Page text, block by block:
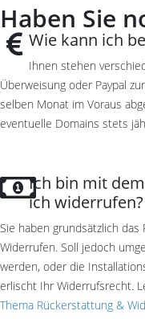
Haben Sie
Wie kann ich
Ihnen stehen
Überweisung oder Paypal
selben Monat im Voraus
eventuelle Domains stets
Ich bin mit
ich widerrufen?
Sie haben grundsätzlich das
Widerrufen. Soll jedoch
werden, oder die
erlischt Ihr Widerrufsrecht.
Thema Rückerstattung &